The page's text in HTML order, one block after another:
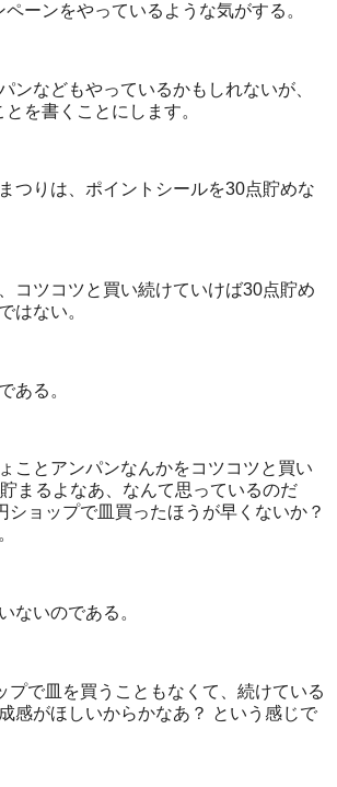
ペーンをやっているような気がする。
ンなどもやっているかもしれないが、
を書くことにします。
つりは、ポイントシールを30点貯めな
コツコツと買い続けていけば30点貯め
はない。
ある。
ことアンパンなんかをコツコツと買い
まるよなあ、なんて思っているのだ
ショップで皿買ったほうが早くないか？
ないのである。
プで皿を買うこともなくて、続けている
感がほしいからかなあ？ という感じで